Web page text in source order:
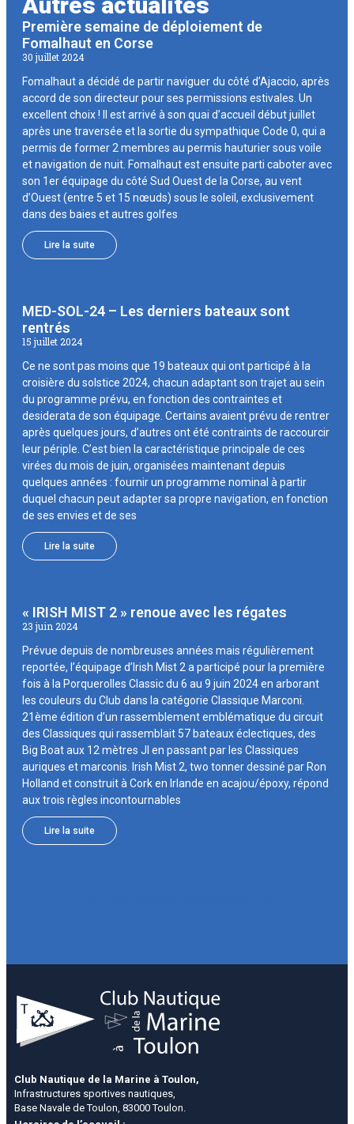
Première semaine de déploiement de
Fomalhaut en Corse
30 juillet 2024
Fomalhaut a décidé de partir naviguer du côté d’Ajaccio, après
accord de son directeur pour ses permissions estivales. Un
excellent choix ! Il est arrivé à son quai d’accueil début juillet
après une traversée et la sortie du sympathique Code 0, qui a
permis de former 2 membres au permis hauturier sous voile
et navigation de nuit. Fomalhaut est ensuite parti caboter avec
son 1er équipage du côté Sud Ouest de la Corse, au vent
d’Ouest (entre 5 et 15 nœuds) sous le soleil, exclusivement
dans des baies et autres golfes
Lire la suite
MED-SOL-24 – Les derniers bateaux sont
rentrés
15 juillet 2024
Ce ne sont pas moins que 19 bateaux qui ont participé à la
croisière du solstice 2024, chacun adaptant son trajet au sein
du programme prévu, en fonction des contraintes et
desiderata de son équipage. Certains avaient prévu de rentrer
après quelques jours, d’autres ont été contraints de raccourcir
leur périple. C’est bien la caractéristique principale de ces
virées du mois de juin, organisées maintenant depuis
quelques années : fournir un programme nominal à partir
duquel chacun peut adapter sa propre navigation, en fonction
de ses envies et de ses
Lire la suite
« IRISH MIST 2 » renoue avec les régates
23 juin 2024
Prévue depuis de nombreuses années mais régulièrement
reportée, l’équipage d’Irish Mist 2 a participé pour la première
fois à la Porquerolles Classic du 6 au 9 juin 2024 en arborant
les couleurs du Club dans la catégorie Classique Marconi.
21ème édition d’un rassemblement emblématique du circuit
des Classiques qui rassemblait 57 bateaux éclectiques, des
Big Boat aux 12 mètres JI en passant par les Classiques
auriques et marconis. Irish Mist 2, two tonner dessiné par Ron
Holland et construit à Cork en Irlande en acajou/époxy, répond
aux trois règles incontournables
Lire la suite
Club Nautique de la Marine à Toulon,
Infrastructures sportives nautiques,
Base Navale de Toulon, 83000 Toulon.